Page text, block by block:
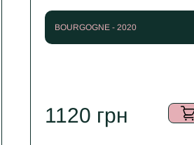
BOURGOGNE - 2020
1120 грн